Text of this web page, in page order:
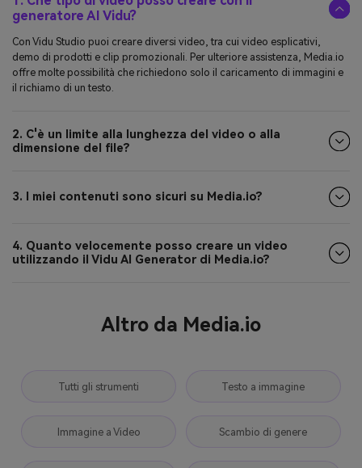
generatore AI Vidu?
Con Vidu Studio puoi creare diversi video, tra cui video esplicativi,
demo di prodotti e clip promozionali. Per ulteriore assistenza, Media.io
offre molte possibilità che richiedono solo il caricamento di immagini e
il richiamo di un testo.
2. C'è un limite alla lunghezza del video o alla
dimensione del file?
3. I miei contenuti sono sicuri su Media.io?
4. Quanto velocemente posso creare un video
utilizzando il Vidu AI Generator di Media.io?
Altro da Media.io
Tutti gli strumenti Testo a immagine
Immagine a Video Scambio di genere